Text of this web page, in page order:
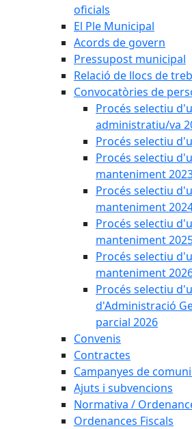
oficials
El Ple Municipal
Acords de govern
Pressupost municipal
Relació de llocs de
Convocatòries de
Procés selectiu
administratiu/va
Procés selectiu
Procés selectiu
manteniment
Procés selectiu
manteniment
Procés selectiu
manteniment
Procés selectiu
manteniment
Procés selectiu
d'Administració
parcial 2026
Convenis
Contractes
Campanyes de
Ajuts i subvencions
Normativa /
Ordenances Fiscals